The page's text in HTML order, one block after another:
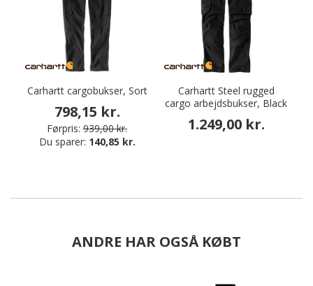
Carhartt cargobukser, Sort
798,15 kr.
Førpris: 939,00 kr.
Du sparer: 140,85 kr.
Carhartt Steel rugged
cargo arbejdsbukser, Black
1.249,00 kr.
ANDRE HAR OGSÅ KØBT